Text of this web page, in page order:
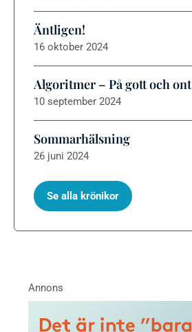
Äntligen!
16 oktober 2024
Algoritmer – På gott och ont
10 september 2024
Sommarhälsning
26 juni 2024
Se alla krönikor